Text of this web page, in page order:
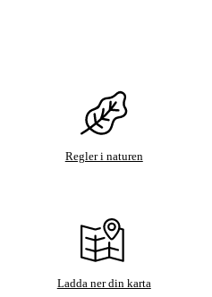
Regler i naturen
Ladda ner din karta